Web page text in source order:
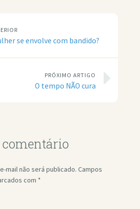
se envolve com bandido?
PRÓXIMO ARTIGO
O tempo NÃO cura
mail não será publicado. Campos
com *